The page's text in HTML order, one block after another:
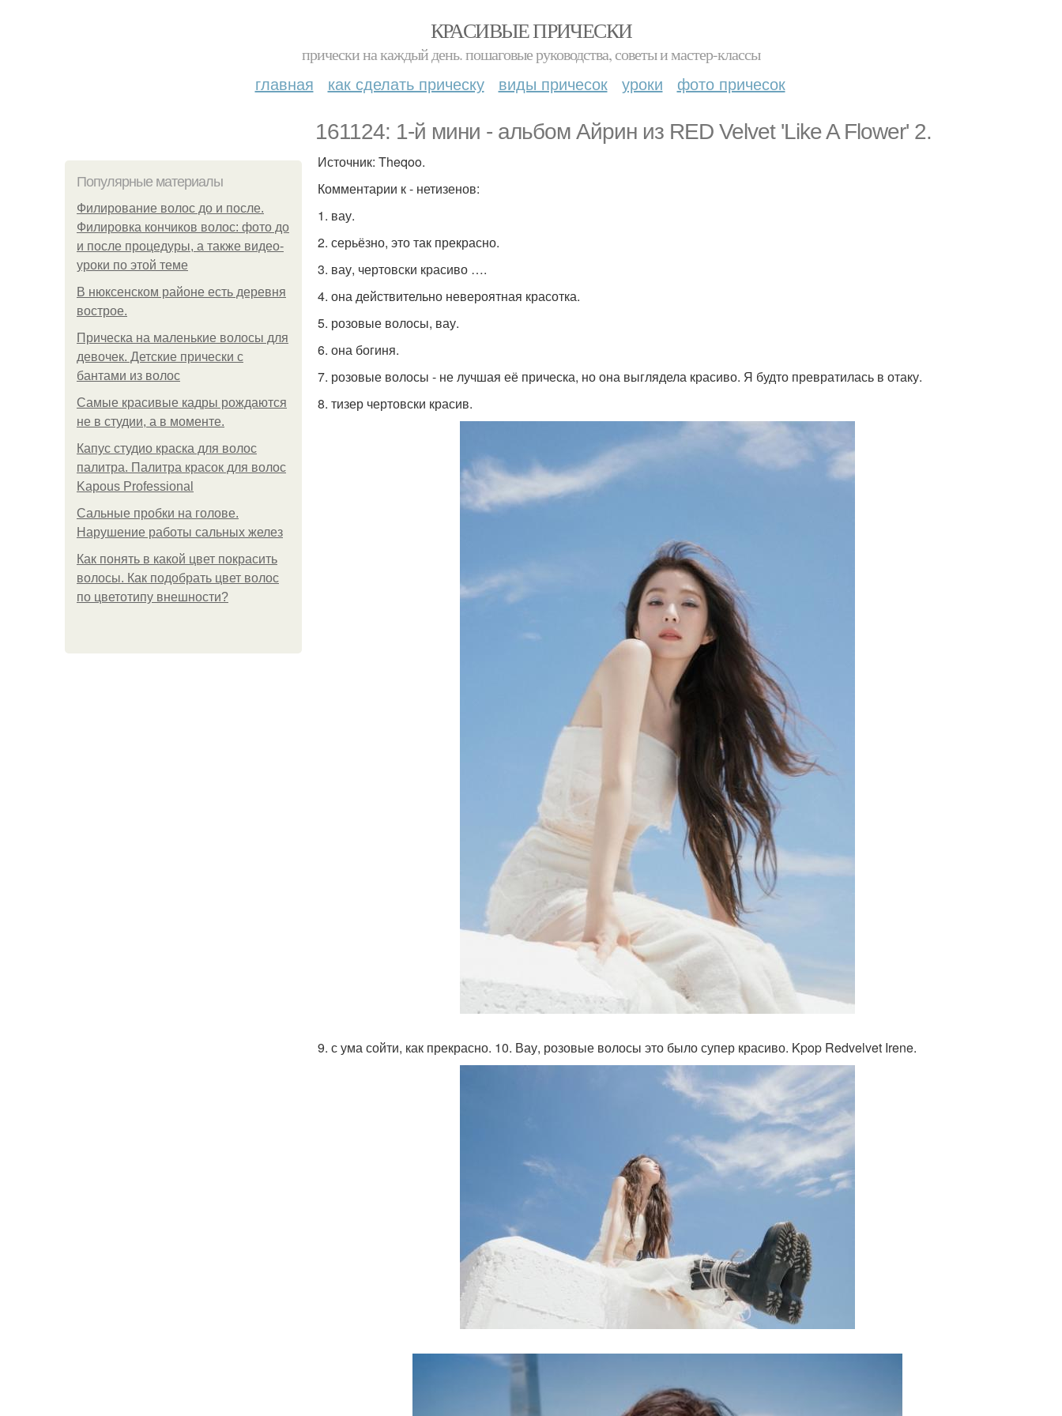
КРАСИВЫЕ ПРИЧЕСКИ
прически на каждый день. пошаговые руководства, советы и мастер-классы
главная как сделать прическу виды причесок уроки фото причесок
161124: 1-й мини - альбом Айрин из RED Velvet 'Like A Flower' 2.
Популярные материалы
Филирование волос до и после.
Филировка кончиков волос: фото до
и после процедуры, а также видео-
уроки по этой теме
В нюксенском районе есть деревня
вострое.
Прическа на маленькие волосы для
девочек. Детские прически с
бантами из волос
Самые красивые кадры рождаются
не в студии, а в моменте.
Капус студио краска для волос
палитра. Палитра красок для волос
Kapous Professional
Сальные пробки на голове.
Нарушение работы сальных желез
Как понять в какой цвет покрасить
волосы. Как подобрать цвет волос
по цветотипу внешности?
Источник: Theqoo.
Комментарии к - нетизенов:
1. вау.
2. серьёзно, это так прекрасно.
3. вау, чертовски красиво ….
4. она действительно невероятная красотка.
5. розовые волосы, вау.
6. она богиня.
7. розовые волосы - не лучшая её прическа, но она выглядела красиво. Я будто превратилась в отаку.
8. тизер чертовски красив.
9. с ума сойти, как прекрасно. 10. Вау, розовые волосы это было супер красиво. Kpop Redvelvet Irene.